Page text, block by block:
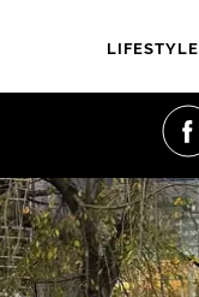
LIFESTYLE